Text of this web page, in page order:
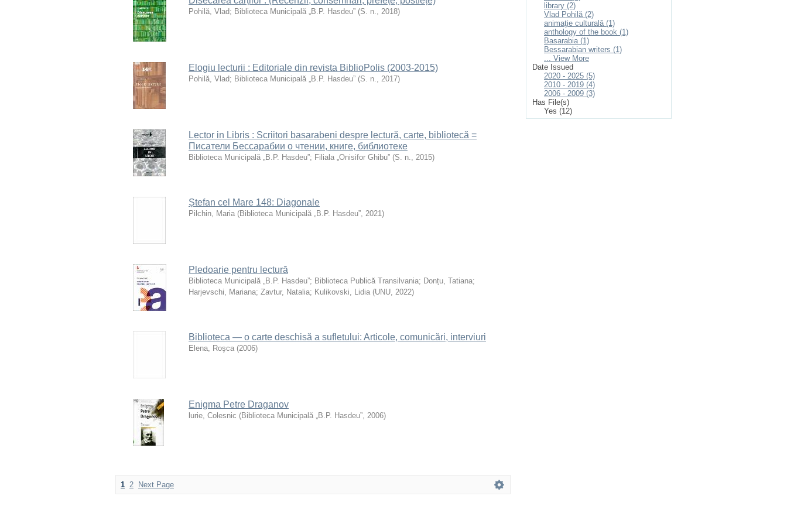
Pohilă, Vlad; Biblioteca Municipală „B.P. Hasdeu” (S. n., 2018)
Elogiu lecturii : Editoriale din revista BiblioPolis (2003-2015)
Pohilă, Vlad; Biblioteca Municipală „B.P. Hasdeu” (S. n., 2017)
Lector in Libris : Scriitori basarabeni despre lectură, carte, bibliotecă =
Писатели Бессарабии о чтении, книге, библиотеке
Biblioteca Municipală „B.P. Hasdeu”; Filiala „Onisifor Ghibu” (S. n., 2015)
Ștefan cel Mare 148: Diagonale
Pilchin, Maria (Biblioteca Municipală „B.P. Hasdeu”, 2021)
Pledoarie pentru lectură
Biblioteca Municipală „B.P. Hasdeu”; Biblioteca Publică Transilvania; Donțu, Tatiana;
Harjevschi, Mariana; Zavtur, Natalia; Kulikovski, Lidia (UNU, 2022)
Biblioteca — o carte deschisă a sufletului: Articole, comunicări, interviuri
Elena, Roşca (2006)
Enigma Petre Draganov
lurie, Colesnic (Biblioteca Municipală „B.P. Hasdeu”, 2006)
1 2 Next Page
library (2)
Vlad Pohilă (2)
animaţie culturală (1)
anthology of the book (1)
Basarabia (1)
Bessarabian writers (1)
... View More
Date Issued
2020 - 2025 (5)
2010 - 2019 (4)
2006 - 2009 (3)
Has File(s)
Yes (12)